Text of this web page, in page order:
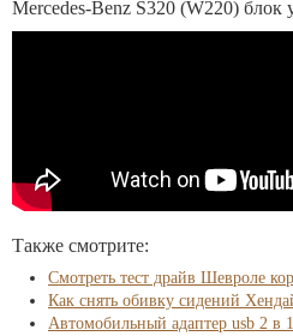
Mercedes-Benz S320 (W220) блок
Также смотрите:
Смотреть тест драйв Шевроле
Как снять обивку сидений
Автомобильный адаптер usb 2 в